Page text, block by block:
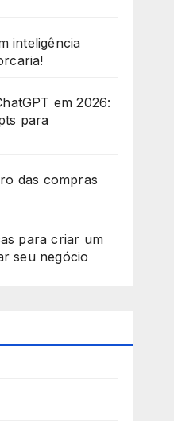
inteligência
em 2026:
para
das compras
para criar um
seu negócio